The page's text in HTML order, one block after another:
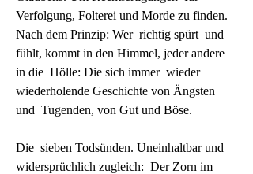
Verfolgung, Folterei und Morde zu finden.
Nach dem Prinzip: Wer  richtig spürt  und
fühlt, kommt in den Himmel, jeder andere
in die  Hölle: Die sich immer  wieder
wiederholende Geschichte von Ängsten
und  Tugenden, von Gut und Böse.
Die  sieben Todsünden. Uneinhaltbar und
widersprüchlich zugleich:  Der Zorn im